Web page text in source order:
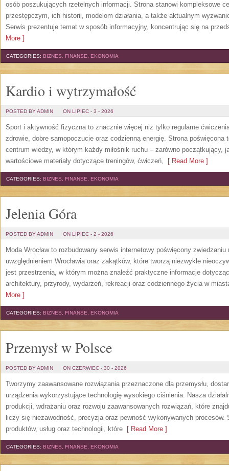
osób poszukujących rzetelnych informacji. Strona stanowi kompleksowe
przestępczym, ich historii, modelom działania, a także aktualnym
Serwis prezentuje temat w sposób informacyjny, koncentrując się na
More ]
CATEGORIES: BIZNES, FINANSE, EKONOMIA
Kardio i wytrzymałość
POSTED BY ADMIN ON LIPIEC - 3 - 2026
Sport i aktywność fizyczna to znacznie więcej niż tylko regularne
zdrowie, dobre samopoczucie oraz codzienną energię. Strona poświęcona
centrum wiedzy, w którym każdy miłośnik ruchu – zarówno początkujący,
wartościowe materiały dotyczące treningów, ćwiczeń, [ Read More ]
CATEGORIES: BIZNES, FINANSE, EKONOMIA
Jelenia Góra
POSTED BY ADMIN ON LIPIEC - 2 - 2026
Moda Wrocław to rozbudowany serwis internetowy poświęcony
uwzględnieniem Wrocławia oraz zakątków, które tworzą niezwykle
jest przestrzenią, w którym można znaleźć praktyczne informacje
architektury, przyrody, wydarzeń, rekreacji oraz codziennego życia w
More ]
CATEGORIES: BIZNES, FINANSE, EKONOMIA
Przemysł w Polsce
POSTED BY ADMIN ON CZERWIEC - 30 - 2026
Tworzymy zaawansowane rozwiązania przeznaczone dla przemysłu,
urządzenia wykorzystujące technologię wysokiego ciśnienia. Nasza
produkcji, wdrażaniu oraz rozwoju zaawansowanych rozwiązań, które
liczy się niezawodność, precyzja oraz pewność wykonywanych procesów.
produktów, usług oraz technologii, które [ Read More ]
CATEGORIES: BIZNES, FINANSE, EKONOMIA